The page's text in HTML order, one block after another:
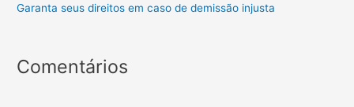
Garanta seus direitos em caso de demissão injusta
Comentários